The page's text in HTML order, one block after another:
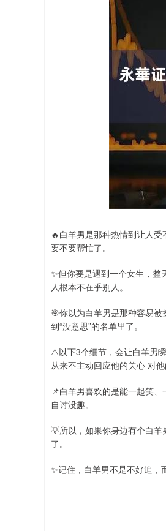
🔥白羊男是那种热情到让人
要不要帮忙了。
✨但你要是遇到一个女生，
人根本不在乎别人。
🎯你以为白羊男是那种容易
到“没意思”的名单里了。
⚠️以下3个细节，会让白羊男
从来不主动回应他的关心 对
📌白羊男喜欢的是能一起笑
自讨没趣。
💡所以，如果你身边有个白
了。
✨记住，白羊男不是不好追，